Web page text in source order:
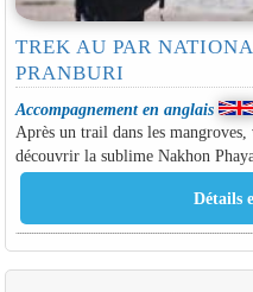
TREK AU PAR
PRANBURI
Accompagnement en anglais
Après un trail dans les
découvrir la sublime Nakhon